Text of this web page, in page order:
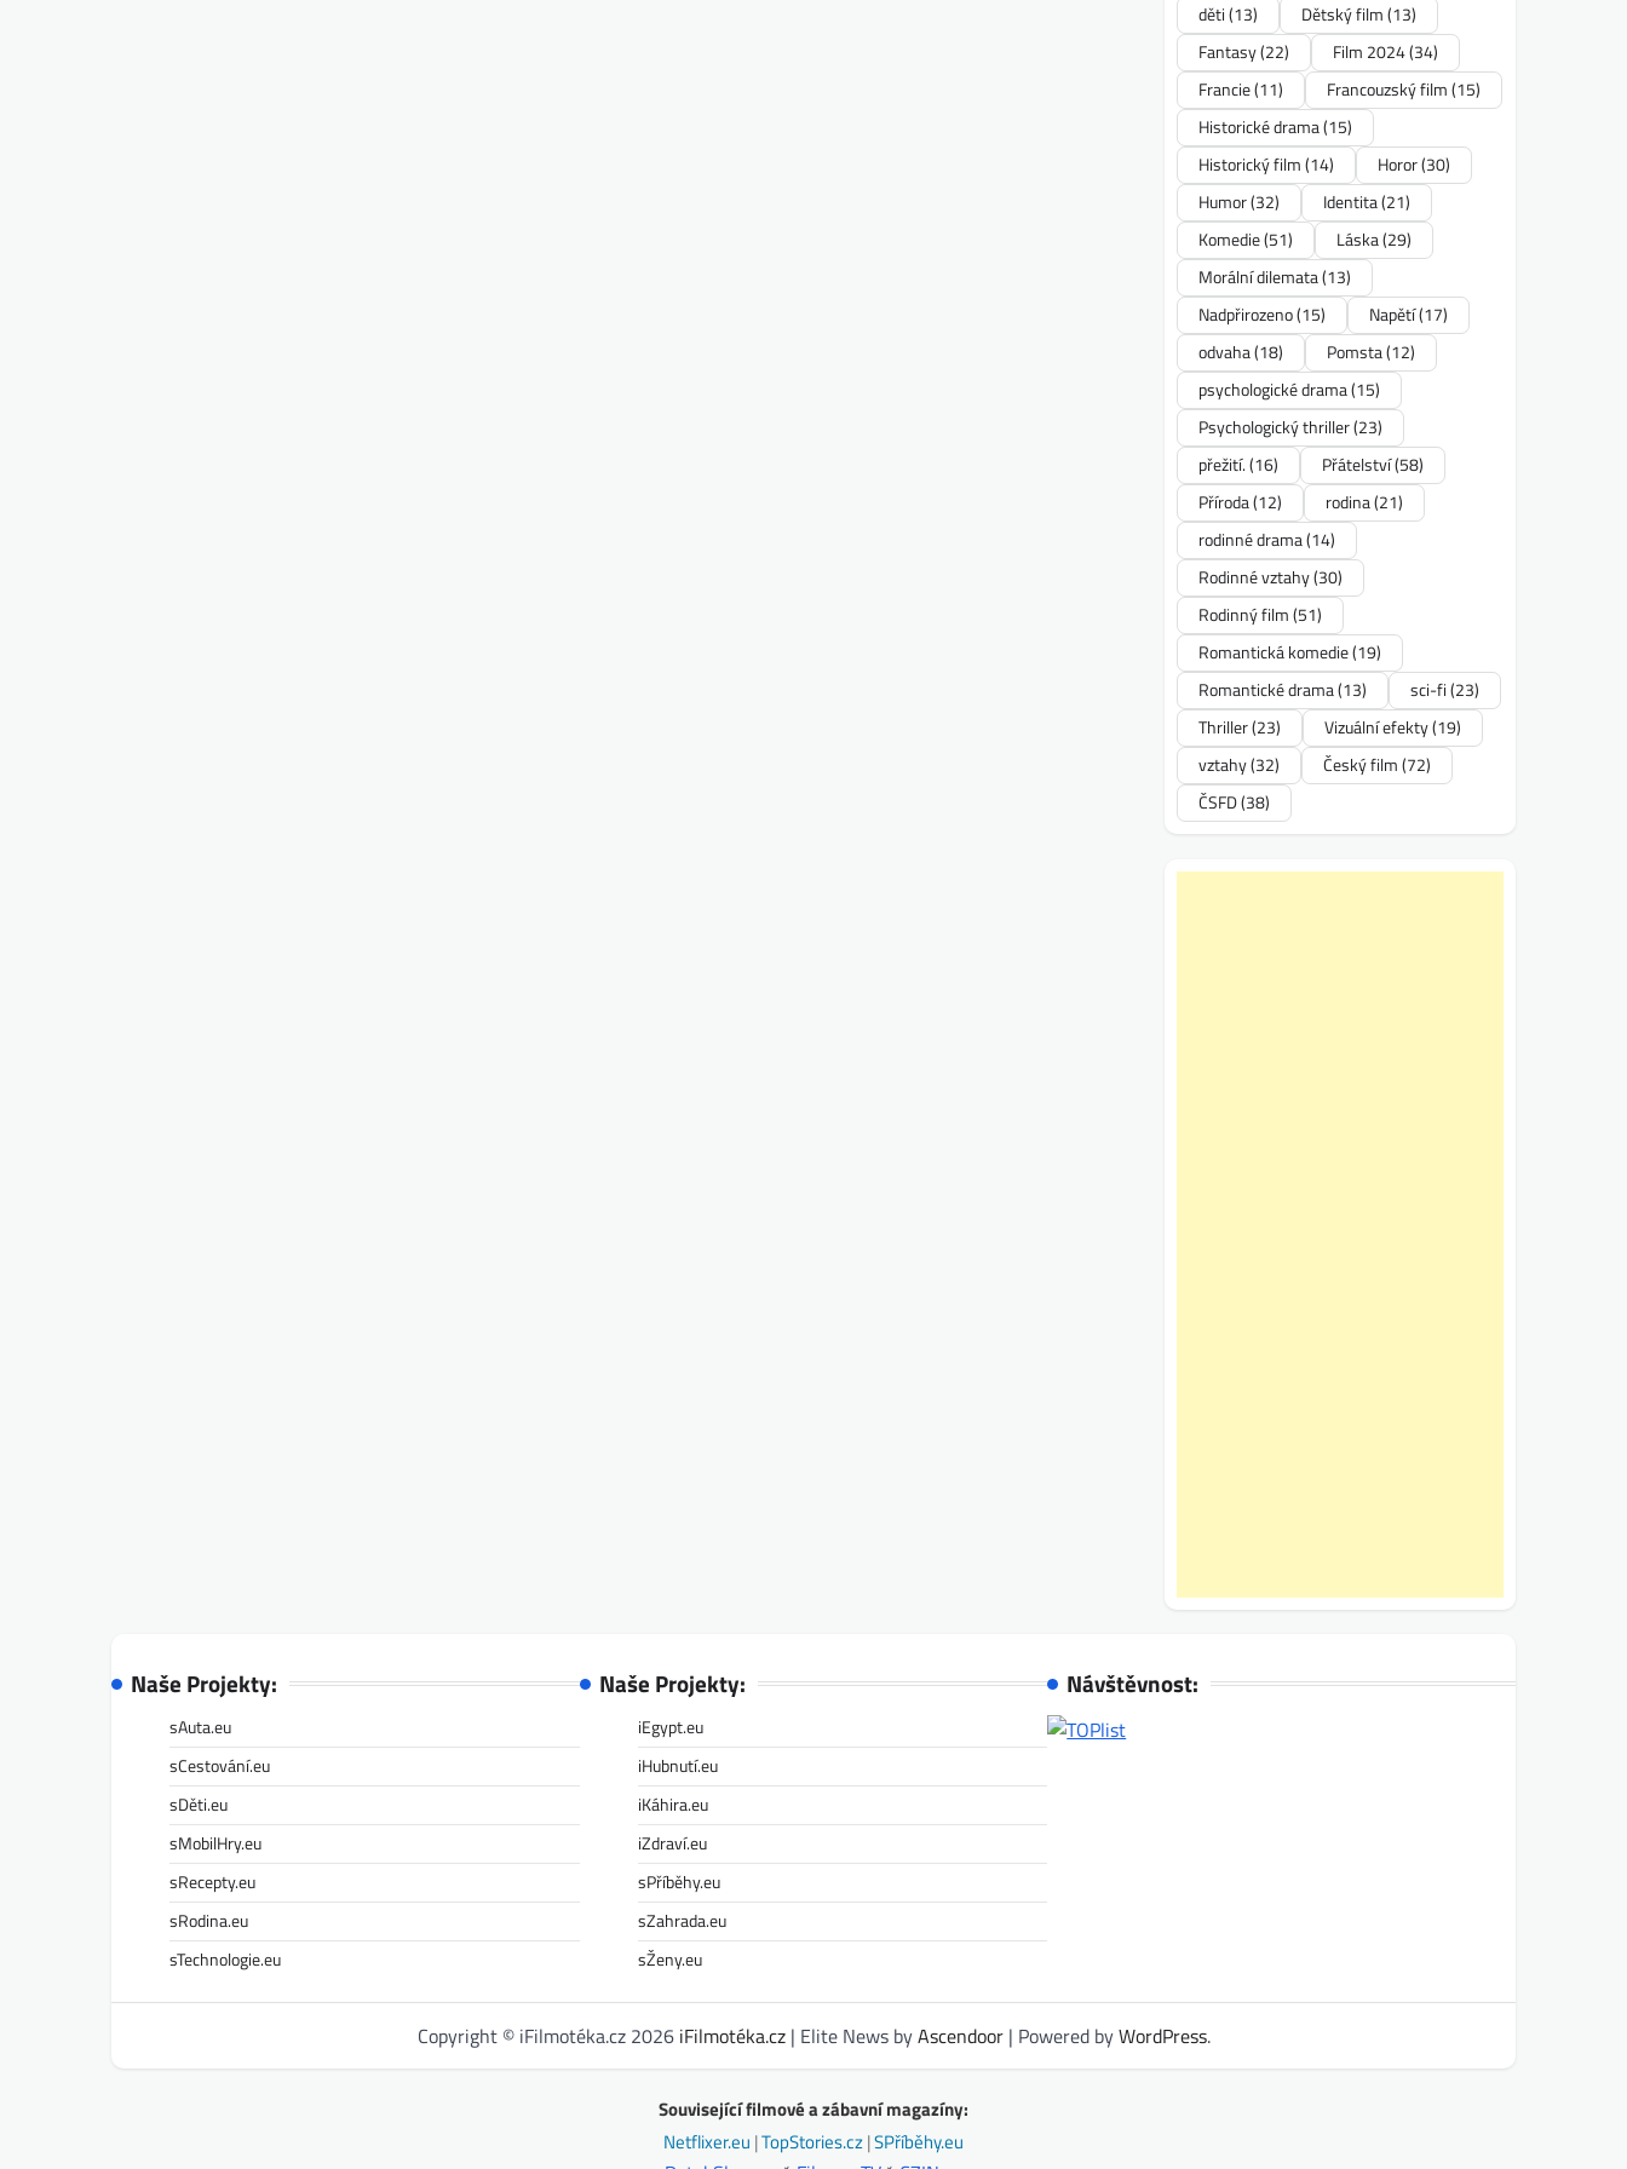
děti(13) Dětský film(13)
Fantasy(22) Film 2024(34)
Francie(11) Francouzský film(15)
Historické drama(15)
Historický film(14) Horor(30)
Humor(32) Identita(21)
Komedie(51) Láska(29)
Morální dilemata(13)
Nadpřirozeno(15) Napětí(17)
odvaha(18) Pomsta(12)
psychologické drama(15)
Psychologický thriller(23)
přežití.(16) Přátelství(58)
Příroda(12) rodina(21)
rodinné drama(14)
Rodinné vztahy(30)
Rodinný film(51)
Romantická komedie(19)
Romantické drama(13) sci-fi(23)
Thriller(23) Vizuální efekty(19)
vztahy(32) Český film(72)
ČSFD(38)
Naše Projekty:
sAuta.eu
sCestování.eu
sDěti.eu
sMobilHry.eu
sRecepty.eu
sRodina.eu
sTechnologie.eu
Naše Projekty:
iEgypt.eu
iHubnutí.eu
iKáhira.eu
iZdraví.eu
sPříběhy.eu
sZahrada.eu
sŽeny.eu
Návštěvnost:
Copyright © iFilmotéka.cz 2026 iFilmotéka.cz| Elite News byAscendoor| Powered byWordPress.
Související filmové a zábavní magazíny:
Netflixer.eu |TopStories.cz|SPříběhy.eu